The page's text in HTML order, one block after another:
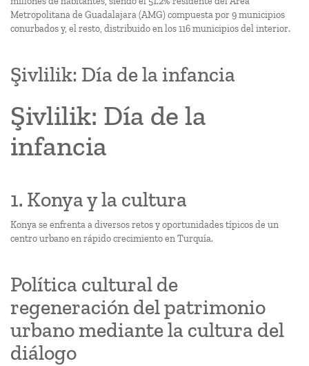
Metropolitana de Guadalajara (AMG) compuesta por 9 municipios
conurbados y, el resto, distribuido en los 116 municipios del interior.
Şivlilik: Día de la infancia
Şivlilik: Día de la
infancia
1. Konya y la cultura
Konya se enfrenta a diversos retos y oportunidades típicos de un
centro urbano en rápido crecimiento en Turquía.
Política cultural de
regeneración del patrimonio
urbano mediante la cultura del
diálogo